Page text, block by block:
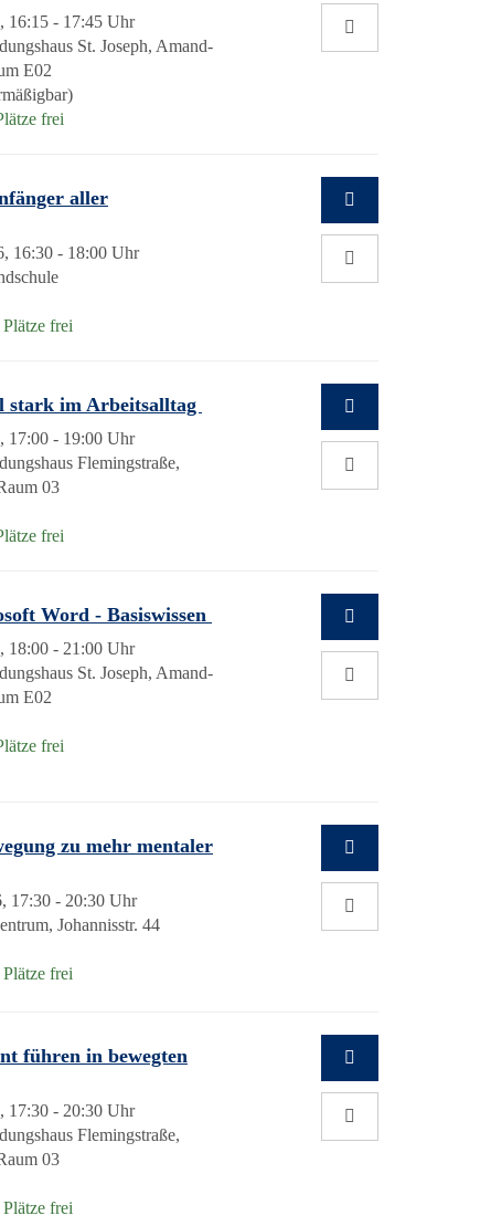
16:15 - 17:45 Uhr
St. Joseph, Amand-
E02
frei
aller
16:30 - 18:00 Uhr
frei
stark im Arbeitsalltag
17:00 - 19:00 Uhr
Flemingstraße,
03
frei
Word - Basiswissen
18:00 - 21:00 Uhr
St. Joseph, Amand-
E02
frei
zu mehr mentaler
17:30 - 20:30 Uhr
Johannisstr. 44
frei
führen in bewegten
17:30 - 20:30 Uhr
Flemingstraße,
03
frei